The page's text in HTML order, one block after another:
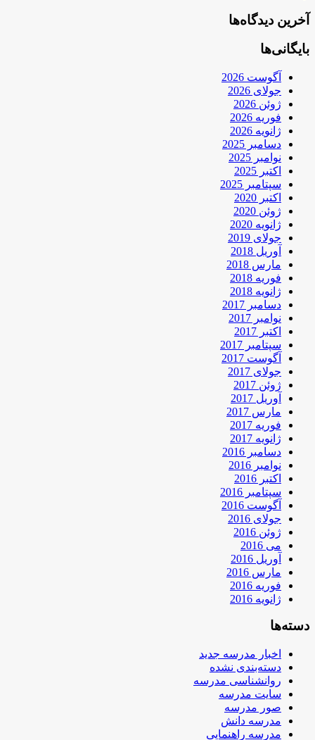
آخرین دیدگاه‌ها
بایگانی‌ها
آگوست 2026
جولای 2026
ژوئن 2026
فوریه 2026
ژانویه 2026
دسامبر 2025
نوامبر 2025
اکتبر 2025
سپتامبر 2025
اکتبر 2020
ژوئن 2020
ژانویه 2020
جولای 2019
آوریل 2018
مارس 2018
فوریه 2018
ژانویه 2018
دسامبر 2017
نوامبر 2017
اکتبر 2017
سپتامبر 2017
آگوست 2017
جولای 2017
ژوئن 2017
آوریل 2017
مارس 2017
فوریه 2017
ژانویه 2017
دسامبر 2016
نوامبر 2016
اکتبر 2016
سپتامبر 2016
آگوست 2016
جولای 2016
ژوئن 2016
می 2016
آوریل 2016
مارس 2016
فوریه 2016
ژانویه 2016
دسته‌ها
اخبار مدرسه جدید
دسته‌بندی نشده
روانشناسی مدرسه
سایت مدرسه
صور مدرسه
مدرسه دانش
مدرسه راهنمایی